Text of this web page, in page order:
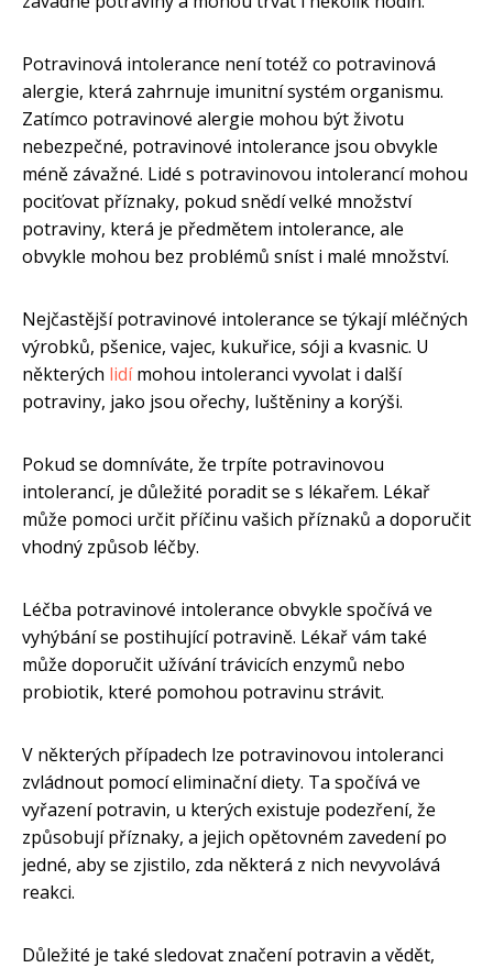
Potravinová intolerance není totéž co potravinová
alergie, která zahrnuje imunitní systém organismu.
Zatímco potravinové alergie mohou být životu
nebezpečné, potravinové intolerance jsou obvykle
méně závažné. Lidé s potravinovou intolerancí mohou
pociťovat příznaky, pokud snědí velké množství
potraviny, která je předmětem intolerance, ale
obvykle mohou bez problémů sníst i malé množství.
Nejčastější potravinové intolerance se týkají mléčných
výrobků, pšenice, vajec, kukuřice, sóji a kvasnic. U
některých lidímohou intoleranci vyvolat i další
potraviny, jako jsou ořechy, luštěniny a korýši.
Pokud se domníváte, že trpíte potravinovou
intolerancí, je důležité poradit se s lékařem. Lékař
může pomoci určit příčinu vašich příznaků a doporučit
vhodný způsob léčby.
Léčba potravinové intolerance obvykle spočívá ve
vyhýbání se postihující potravině. Lékař vám také
může doporučit užívání trávicích enzymů nebo
probiotik, které pomohou potravinu strávit.
V některých případech lze potravinovou intoleranci
zvládnout pomocí eliminační diety. Ta spočívá ve
vyřazení potravin, u kterých existuje podezření, že
způsobují příznaky, a jejich opětovném zavedení po
jedné, aby se zjistilo, zda některá z nich nevyvolává
reakci.
Důležité je také sledovat značení potravin a vědět,